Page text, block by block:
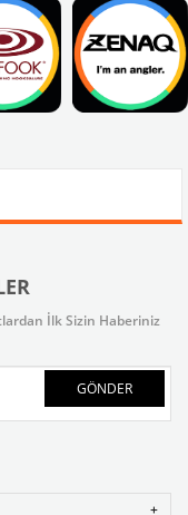
İlk Sizin Haberiniz
GÖNDER